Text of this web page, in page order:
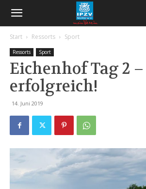
Start Ressorts Sport
Ressorts Sport
Eichenhof Tag 2
erfolgreich!
14. Juni 2019